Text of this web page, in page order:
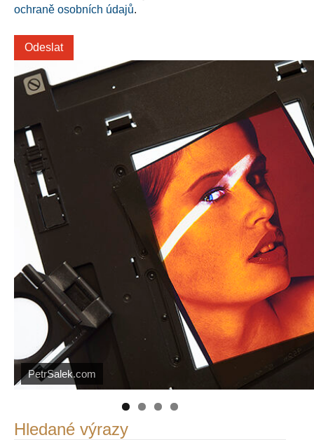
ochraně osobních údajů.
PetrSalek.com
https://kuula.co/profile/PetrSalek/collections
Náš mediální partner
Hledané výrazy